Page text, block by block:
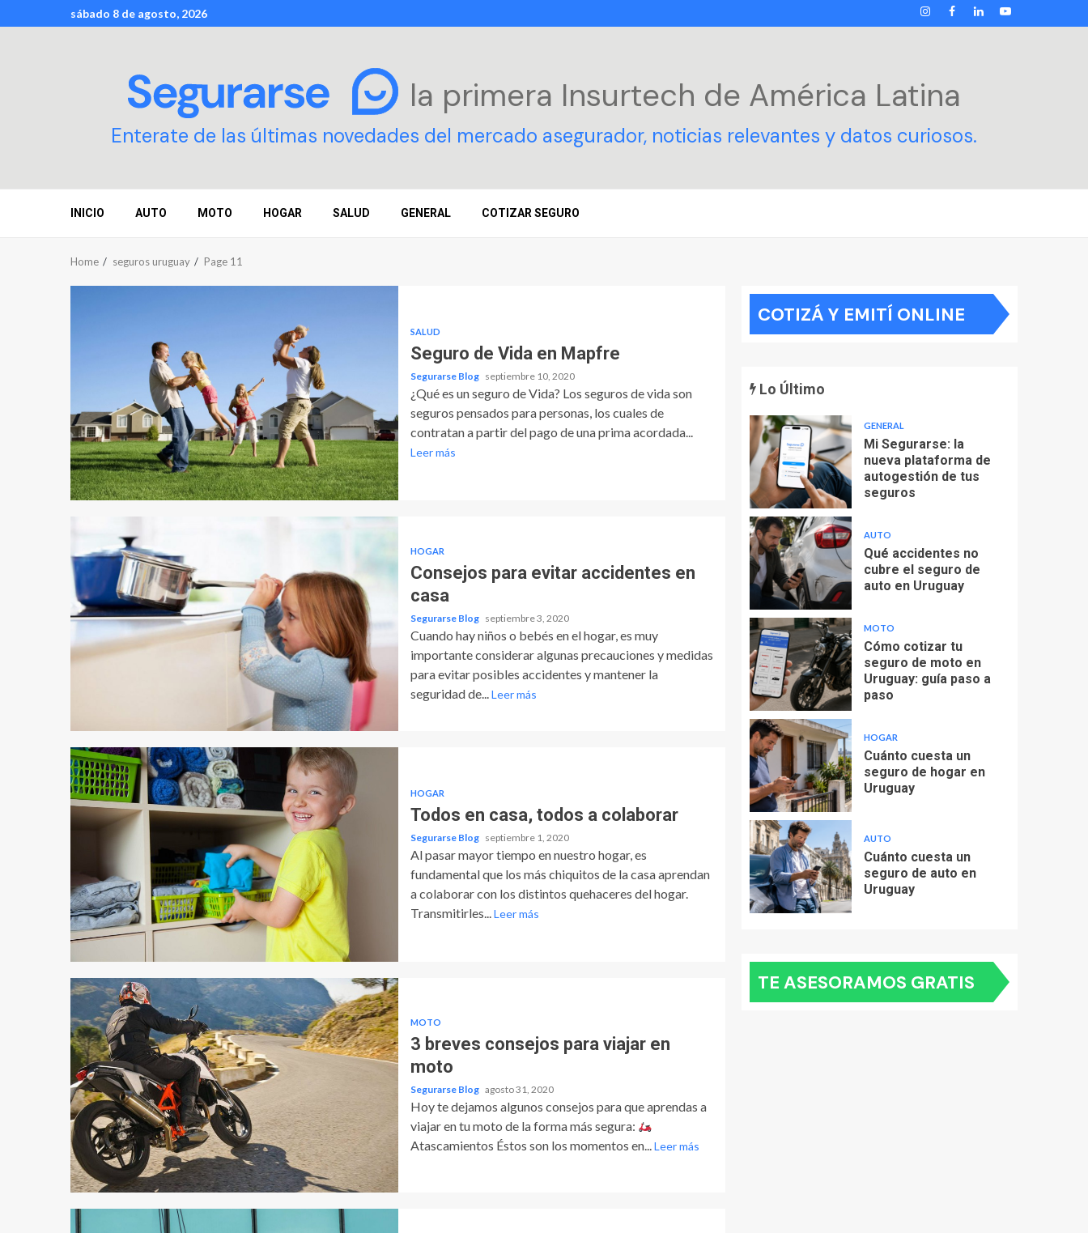
to
sábado 8 de agosto, 2026 INSTAGRAM
FACEBOOK
LINKEDIN
YOUTUBE
la primera Insurtech de América Latina
Enterate de las últimas novedades del mercado asegurador, noticias relevantes y datos curiosos.
INICIO AUTO MOTO HOGAR SALUD GENERAL COTIZAR SEGURO
Home seguros uruguay Page 11
SALUD
Seguro de Vida en Mapfre
Segurarse Blog septiembre 10, 2020
¿Qué es un seguro de Vida? Los seguros de vida son
seguros pensados para personas, los cuales de
contratan a partir del pago de una prima acordada...
Leer más
HOGAR
Consejos para evitar accidentes en
casa
Segurarse Blog septiembre 3, 2020
Cuando hay niños o bebés en el hogar, es muy
importante considerar algunas precauciones y medidas
para evitar posibles accidentes y mantener la
seguridad de... Leer más
HOGAR
Todos en casa, todos a colaborar
Segurarse Blog septiembre 1, 2020
Al pasar mayor tiempo en nuestro hogar, es
fundamental que los más chiquitos de la casa aprendan
a colaborar con los distintos quehaceres del hogar.
Transmitirles... Leer más
MOTO
3 breves consejos para viajar en
moto
Segurarse Blog agosto 31, 2020
Hoy te dejamos algunos consejos para que aprendas a
viajar en tu moto de la forma más segura:
Atascamientos Éstos son los momentos en... Leer más
COTIZÁ Y EMITÍ ONLINE
Lo Último
GENERAL
Mi Segurarse: la
nueva plataforma de
autogestión de tus
seguros
AUTO
Qué accidentes no
cubre el seguro de
auto en Uruguay
MOTO
Cómo cotizar tu
seguro de moto en
Uruguay: guía paso a
paso
HOGAR
Cuánto cuesta un
seguro de hogar en
Uruguay
AUTO
Cuánto cuesta un
seguro de auto en
Uruguay
TE ASESORAMOS GRATIS